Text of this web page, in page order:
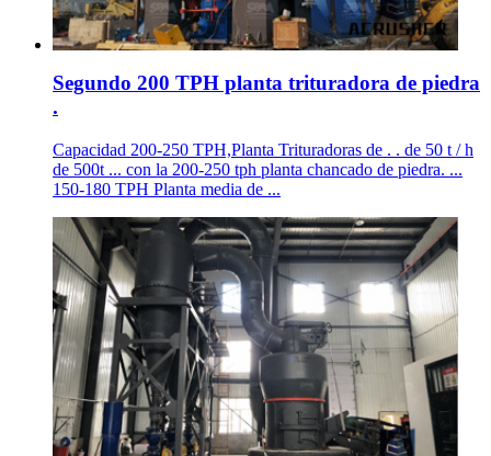
Segundo 200 TPH planta trituradora de piedra
.
Capacidad 200-250 TPH,Planta Trituradoras de . . de 50 t / h
de 500t ... con la 200-250 tph planta chancado de piedra. ...
150-180 TPH Planta media de ...